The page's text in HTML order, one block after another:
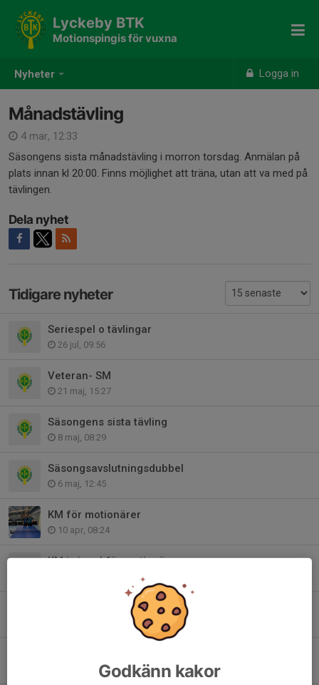
Nyheter Logga in
Lyckeby BTK
Motionspingis för vuxna
Månadstävling
4 mar, 12:33
Säsongens sista månadstävling i morron torsdag. Anmälan på
plats innan kl 20:00. Finns möjlighet att träna, utan att va med på
tävlingen.
Dela nyhet
Tidigare nyheter
Seriespel o tävlingar
26 jul, 09:56
Veteran- SM
21 maj, 15:27
Säsongens sista tävling
8 maj, 08:29
Säsongsavslutningsdubbel
6 maj, 12:45
KM för motionärer
10 apr, 08:24
KM i singel för motionärer
25 mar, 15:25Godkänn kakor